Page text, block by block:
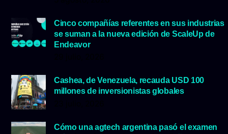
Cinco compañías referentes en sus industrias
se suman a la nueva edición de ScaleUp de
Endeavor
Cashea, de Venezuela, recauda USD 100
millones de inversionistas globales
Cómo una agtech argentina pasó el examen